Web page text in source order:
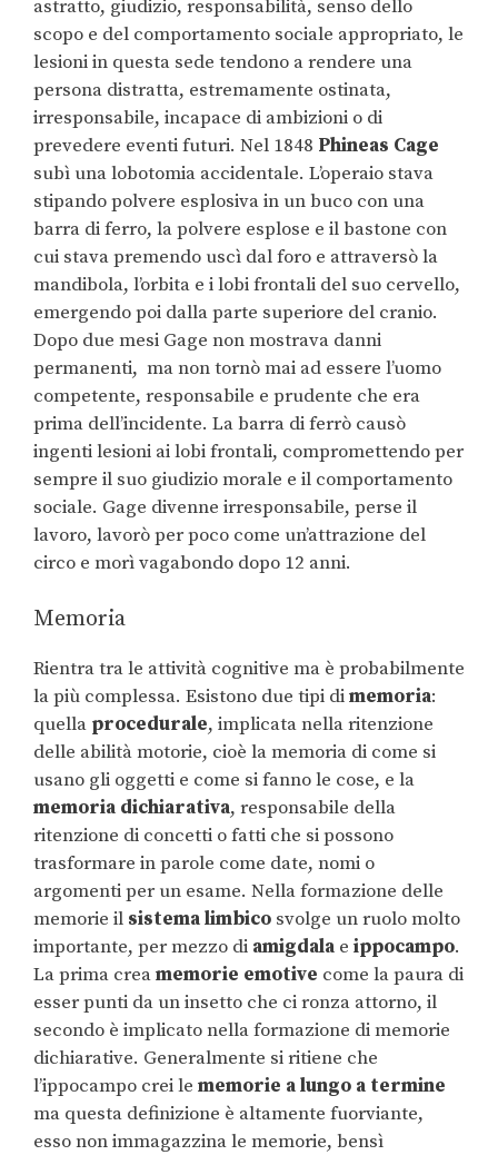
astratto, giudizio, responsabilità, senso dello
scopo e del comportamento sociale appropriato, le
lesioni in questa sede tendono a rendere una
persona distratta, estremamente ostinata,
irresponsabile, incapace di ambizioni o di
prevedere eventi futuri. Nel 1848 Phineas Cage
subì una lobotomia accidentale. L’operaio stava
stipando polvere esplosiva in un buco con una
barra di ferro, la polvere esplose e il bastone con
cui stava premendo uscì dal foro e attraversò la
mandibola, l’orbita e i lobi frontali del suo cervello,
emergendo poi dalla parte superiore del cranio.
Dopo due mesi Gage non mostrava danni
permanenti, ma non tornò mai ad essere l’uomo
competente, responsabile e prudente che era
prima dell’incidente. La barra di ferrò causò
ingenti lesioni ai lobi frontali, compromettendo per
sempre il suo giudizio morale e il comportamento
sociale. Gage divenne irresponsabile, perse il
lavoro, lavorò per poco come un’attrazione del
circo e morì vagabondo dopo 12 anni.
Memoria
Rientra tra le attività cognitive ma è probabilmente
la più complessa. Esistono due tipi dimemoria:
quella procedurale, implicata nella ritenzione
delle abilità motorie, cioè la memoria di come si
usano gli oggetti e come si fanno le cose, e la
memoria dichiarativa, responsabile della
ritenzione di concetti o fatti che si possono
trasformare in parole come date, nomi o
argomenti per un esame. Nella formazione delle
memorie il sistema limbico svolge un ruolo molto
importante, per mezzo di amigdala e ippocampo.
La prima creamemorie emotive come la paura di
esser punti da un insetto che ci ronza attorno, il
secondo è implicato nella formazione di memorie
dichiarative. Generalmente si ritiene che
l’ippocampo crei le memorie a lungo a termine
ma questa definizione è altamente fuorviante,
esso non immagazzina le memorie, bensì